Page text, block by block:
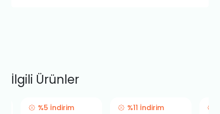
İlgili Ürünler
%5 İndirim %11 İndirim